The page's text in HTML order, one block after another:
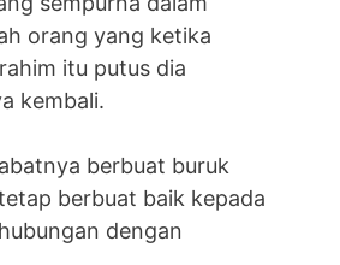
orang yang ketika
itu putus dia
kembali.
berbuat buruk
berbuat baik kepada
dengan